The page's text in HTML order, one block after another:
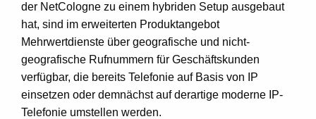
der NetCologne zu einem hybriden Setup ausgebaut
hat, sind im erweiterten Produktangebot
Mehrwertdienste über geografische und nicht-
geografische Rufnummern für Geschäftskunden
verfügbar, die bereits Telefonie auf Basis von IP
einsetzen oder demnächst auf derartige moderne IP-
Telefonie umstellen werden.